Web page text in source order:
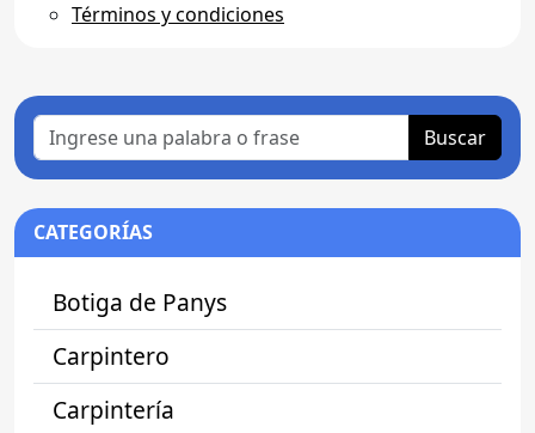
Términos y condiciones
Buscar
CATEGORÍAS
Botiga de Panys
Carpintero
Carpintería